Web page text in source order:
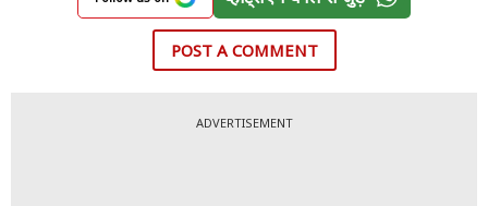
POST A COMMENT
ADVERTISEMENT